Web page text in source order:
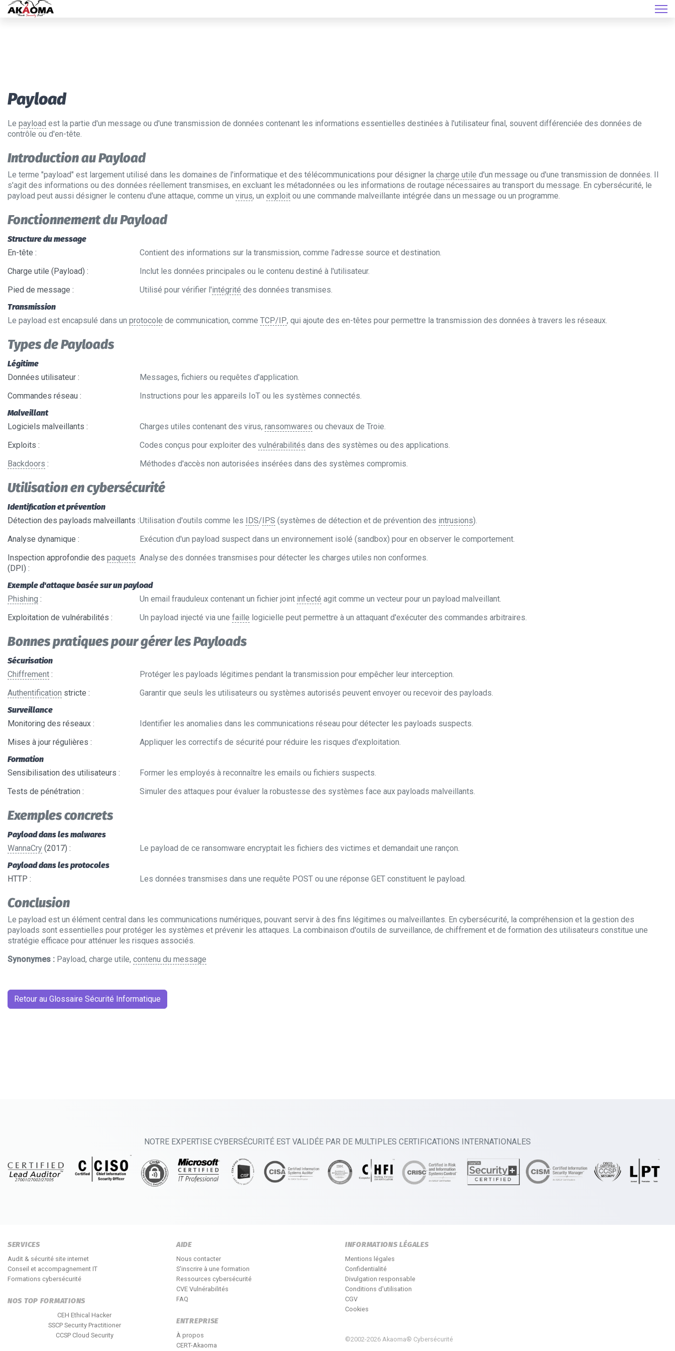
Payload
Le payload est la partie d'un message ou d'une transmission de données contenant les informations essentielles destinées à l'utilisateur final, souvent différenciée des données de
contrôle ou d'en-tête.
Introduction au Payload
Le terme "payload" est largement utilisé dans les domaines de l'informatique et des télécommunications pour désigner la charge utile d'un message ou d'une transmission de données. Il
s'agit des informations ou des données réellement transmises, en excluant les métadonnées ou les informations de routage nécessaires au transport du message. En cybersécurité, le
payload peut aussi désigner le contenu d'une attaque, comme un virus, un exploit ou une commande malveillante intégrée dans un message ou un programme.
Fonctionnement du Payload
Structure du message
En-tête :
Contient des informations sur la transmission, comme l'adresse source et destination.
Charge utile (Payload) :
Inclut les données principales ou le contenu destiné à l'utilisateur.
Pied de message : Utilisé pour vérifier l'intégrité des données transmises.
Transmission
Le payload est encapsulé dans un protocole de communication, comme TCP/IP, qui ajoute des en-têtes pour permettre la transmission des données à travers les réseaux.
Types de Payloads
Légitime
Données utilisateur :
Messages, fichiers ou requêtes d'application.
Commandes réseau :
Instructions pour les appareils IoT ou les systèmes connectés.
Malveillant
Logiciels malveillants : Charges utiles contenant des virus, ransomwares ou chevaux de Troie.
Exploits : Codes conçus pour exploiter des vulnérabilités dans des systèmes ou des applications.
Backdoors : Méthodes d'accès non autorisées insérées dans des systèmes compromis.
Utilisation en cybersécurité
Identification et prévention
Détection des payloads malveillants :Utilisation d'outils comme les IDS/IPS (systèmes de détection et de prévention des intrusions).
Analyse dynamique :
Exécution d'un payload suspect dans un environnement isolé (sandbox) pour en observer le comportement.
Inspection approfondie des paquets
(DPI) :
Analyse des données transmises pour détecter les charges utiles non conformes.
Exemple d'attaque basée sur un payload
Phishing : Un email frauduleux contenant un fichier joint infecté agit comme un vecteur pour un payload malveillant.
Exploitation de vulnérabilités : Un payload injecté via une faille logicielle peut permettre à un attaquant d'exécuter des commandes arbitraires.
Bonnes pratiques pour gérer les Payloads
Sécurisation
Chiffrement :
Protéger les payloads légitimes pendant la transmission pour empêcher leur interception.
Authentification stricte :
Garantir que seuls les utilisateurs ou systèmes autorisés peuvent envoyer ou recevoir des payloads.
Surveillance
Monitoring des réseaux :
Identifier les anomalies dans les communications réseau pour détecter les payloads suspects.
Mises à jour régulières :
Appliquer les correctifs de sécurité pour réduire les risques d'exploitation.
Formation
Sensibilisation des utilisateurs :
Former les employés à reconnaître les emails ou fichiers suspects.
Tests de pénétration : Simuler des attaques pour évaluer la robustesse des systèmes face aux payloads malveillants.
Exemples concrets
Payload dans les malwares
WannaCry (2017) :
Le payload de ce ransomware encryptait les fichiers des victimes et demandait une rançon.
Payload dans les protocoles
HTTP : Les données transmises dans une requête POST ou une réponse GET constituent le payload.
Conclusion
Le payload est un élément central dans les communications numériques, pouvant servir à des fins légitimes ou malveillantes. En cybersécurité, la compréhension et la gestion des
payloads sont essentielles pour protéger les systèmes et prévenir les attaques. La combinaison d'outils de surveillance, de chiffrement et de formation des utilisateurs constitue une
stratégie efficace pour atténuer les risques associés.
Synonymes : Payload, charge utile, contenu du message
Retour au Glossaire Sécurité Informatique
NOTRE EXPERTISE CYBERSÉCURITÉ EST VALIDÉE PAR DE MULTIPLES CERTIFICATIONS INTERNATIONALES
SERVICES
Audit & sécurité site internet
Conseil et accompagnement IT
Formations cybersécurité
NOS TOP FORMATIONS
CEH Ethical Hacker
SSCP Security Practitioner
CCSP Cloud Security
AIDE
Nous contacter
S'inscrire à une formation
Ressources cybersécurité
CVE Vulnérabilités
FAQ
ENTREPRISE
À propos
CERT-Akaoma
INFORMATIONS LÉGALES
Mentions légales
Confidentialité
Divulgation responsable
Conditions d'utilisation
CGV
Cookies
©2002-2026 Akaoma® Cybersécurité